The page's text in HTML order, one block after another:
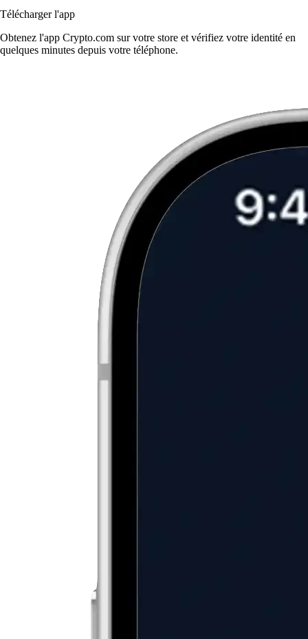
Télécharger l'app
Obtenez l'app Crypto.com sur votre store et vérifiez votre identité en
quelques minutes depuis votre téléphone.